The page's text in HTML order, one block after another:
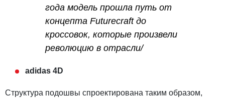
года модель прошла путь от
концепта Futurecraft до
кроссовок, которые произвели
революцию в отрасли/
adidas 4D
Структура подошвы спроектирована таким образом,